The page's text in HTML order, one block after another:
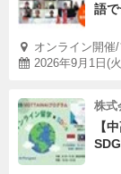
語
オンライン開催
2026年9月1日(
株式
【